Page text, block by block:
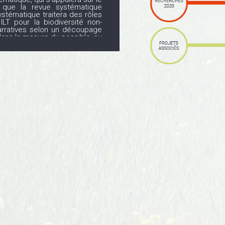
la revue systématique
traitera des rôles
pour la biodiversité non-
selon un découpage
la mesure du possible, au
la forme d'un document